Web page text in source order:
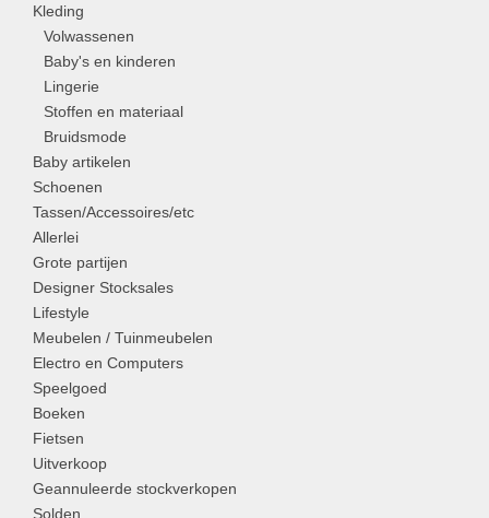
Kleding
Volwassenen
Baby's en kinderen
Lingerie
Stoffen en materiaal
Bruidsmode
Baby artikelen
Schoenen
Tassen/Accessoires/etc
Allerlei
Grote partijen
Designer Stocksales
Lifestyle
Meubelen / Tuinmeubelen
Electro en Computers
Speelgoed
Boeken
Fietsen
Uitverkoop
Geannuleerde stockverkopen
Solden